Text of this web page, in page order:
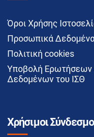
Όροι Χρήσης
Προσωπικά
Πολιτική cookies
Υποβολή Ερωτήσεων
Δεδομένων του ΙΣΘ
Χρήσιμοι